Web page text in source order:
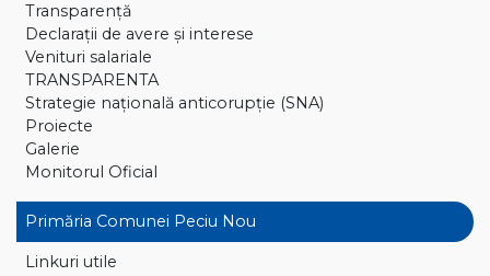
Transparență
Declaraţii de avere și interese
Venituri salariale
TRANSPARENTA
Strategie națională anticorupție (SNA)
Proiecte
Galerie
Monitorul Oficial
Primăria Comunei Peciu Nou
Linkuri utile